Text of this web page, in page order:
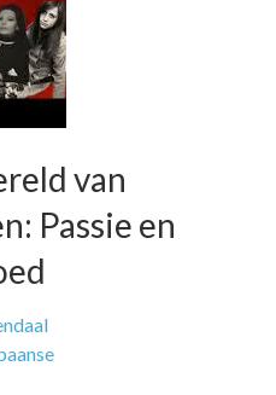
van
Passie en